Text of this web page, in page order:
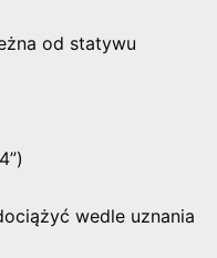
od statywu
wedle uznania